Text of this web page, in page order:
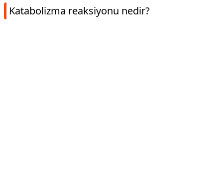
Katabolizma reaksiyonu nedir?